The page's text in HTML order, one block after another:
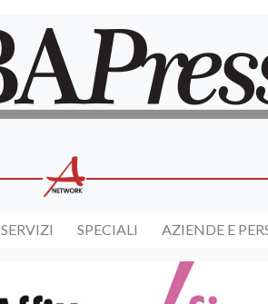
SERVIZI SPECIALI AZIENDE E